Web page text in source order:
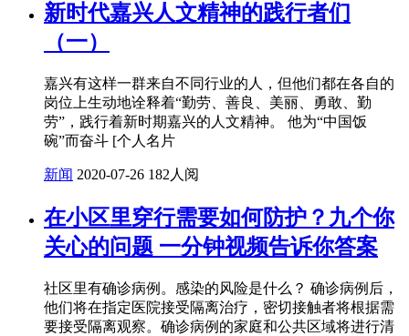
新时代嘉兴人文精神的践行者们
（一）
嘉兴有这样一群来自不同行业的人，但他们都在各自的
岗位上生动地诠释着“勤劳、善良、美丽、勇敢、勤
劳”，践行着新时期嘉兴的人文精神。 他为“中国饭
碗”而奋斗 [个人名片
新闻 2020-07-26 182人阅
在小区里穿行需要如何防护？九个你
关心的问题 一分钟视频告诉你答案
社区里有确诊病例。感染的风险是什么？ 确诊病例后，
他们将在指定医院接受隔离治疗，密切接触者将根据需
要接受隔离观察。确诊病例的家庭和公共区域将进行清